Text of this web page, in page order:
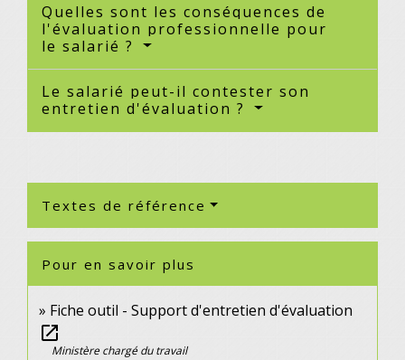
Quelles sont les conséquences de
l'évaluation professionnelle pour
le salarié ?
Le salarié peut-il contester son
entretien d'évaluation ?
Textes de référence
Pour en savoir plus
Fiche outil - Support d'entretien d'évaluation
open_in_new
Ministère chargé du travail